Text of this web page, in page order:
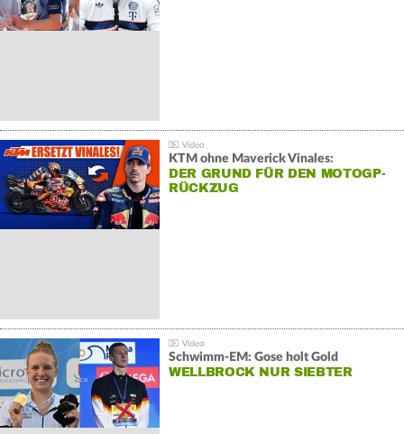
KTM ohne Maverick Vinales:
DER GRUND FÜR DEN MOTOGP-
RÜCKZUG
Schwimm-EM: Gose holt Gold
WELLBROCK NUR SIEBTER